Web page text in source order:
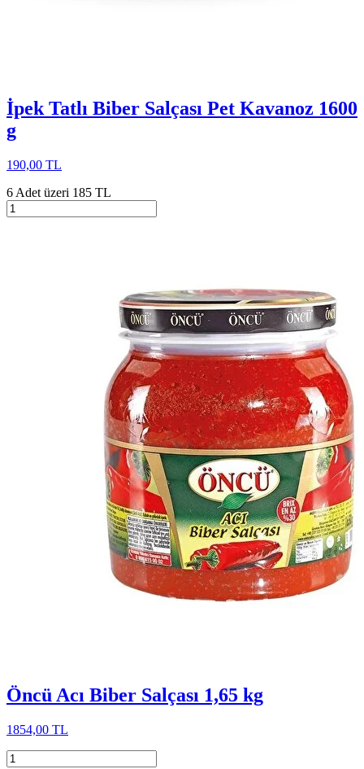
İpek Tatlı Biber Salçası Pet Kavanoz 1600
g
190,00 TL
6 Adet üzeri 185 TL
Öncü Acı Biber Salçası 1,65 kg
1854,00 TL